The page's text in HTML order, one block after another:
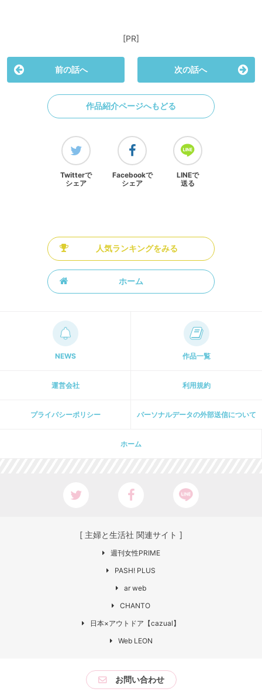
[PR]
前の話へ 次の話へ
作品紹介ページへもどる
Twitterで
シェア
Facebookで
シェア
LINEで
送る
人気ランキングをみる
ホーム
NEWS 作品一覧
運営会社 利用規約
プライパシーポリシー パーソナルデータの外部送信について
ホーム
[ 主婦と生活社 関連サイト ]
週刊女性PRIME
PASH! PLUS
ar web
CHANTO
日本×アウトドア【cazual】
Web LEON
お問い合わせ